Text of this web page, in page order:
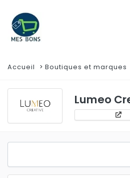
Accueil Boutiques et marques
Lumeo